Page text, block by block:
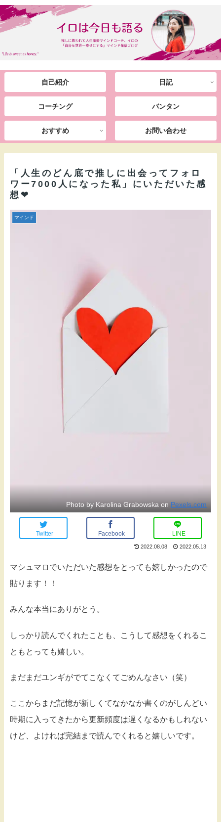
自己紹介 日記
コーチング バンタン
おすすめ お問い合わせ
「人生のどん底で推しに出会ってフォロ
ワー7000人になった私」にいただいた感
想❤
マインド
Photo by Karolina Grabowska on Pexels.com
Twitter Facebook LINE
2022.08.08 2022.05.13
マシュマロでいただいた感想をとっても嬉しかったので
貼ります！！
みんな本当にありがとう。
しっかり読んでくれたことも、こうして感想をくれるこ
ともとっても嬉しい。
まだまだユンギがでてこなくてごめんなさい（笑）
ここからまだ記憶が新しくてなかなか書くのがしんどい
時期に入ってきたから更新頻度は遅くなるかもしれない
けど、よければ完結まで読んでくれると嬉しいです。